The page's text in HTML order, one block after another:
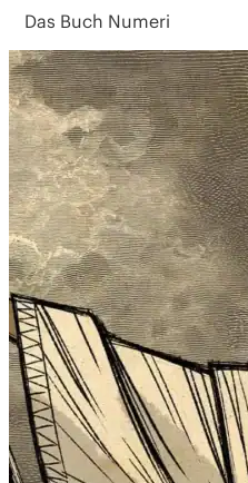
Das Buch Numeri